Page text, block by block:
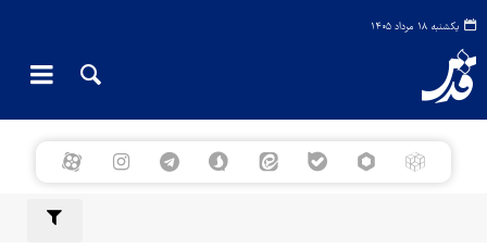
یکشنبه ۱۸ مرداد ۱۴۰۵